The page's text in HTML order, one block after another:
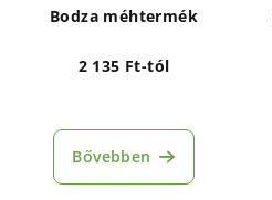
Bodza méhtermék
2 135 Ft-tól
Bővebben